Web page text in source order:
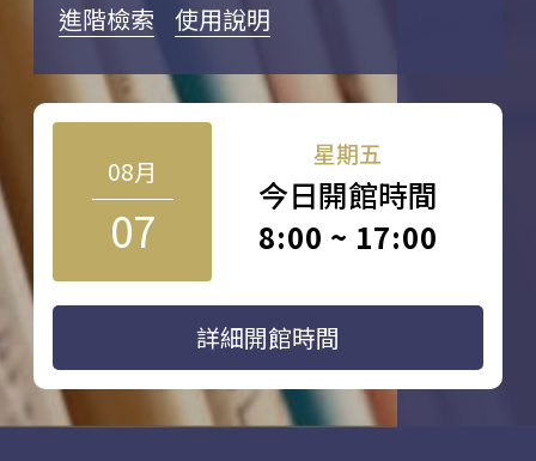
進階檢索 使用說明
08月
07
星期五
今日開館時間
8:00 ~ 17:00
詳細開館時間